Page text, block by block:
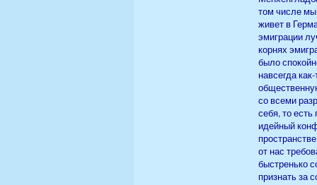
том числе мы
живет в
эмиграции
корнях
было
навсегда
со всеми
себя, то
идейный
от нас
быстренько
признать за